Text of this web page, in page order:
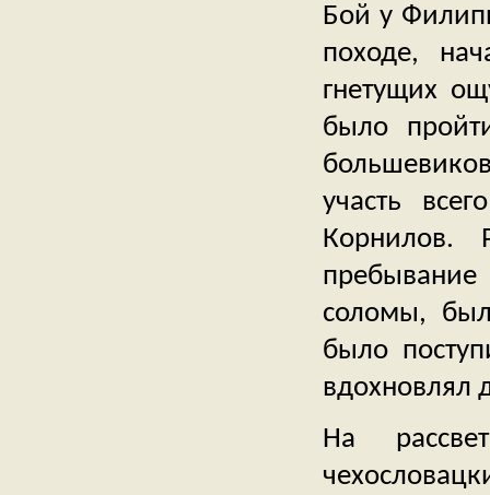
Бой у
походе,
гнетущих
было
участь
Корнилов.
соломы,
было
вдохновлял
На